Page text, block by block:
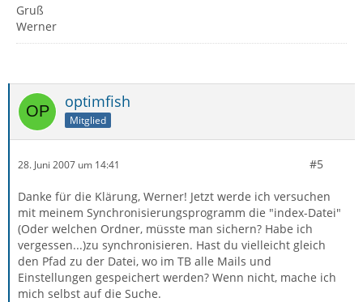
Gruß
Werner
optimfish
Mitglied
28. Juni 2007 um 14:41 #5
Danke für die Klärung, Werner! Jetzt werde ich versuchen
mit meinem Synchronisierungsprogramm die "index-Datei"
(Oder welchen Ordner, müsste man sichern? Habe ich
vergessen...)zu synchronisieren. Hast du vielleicht gleich
den Pfad zu der Datei, wo im TB alle Mails und
Einstellungen gespeichert werden? Wenn nicht, mache ich
mich selbst auf die Suche.